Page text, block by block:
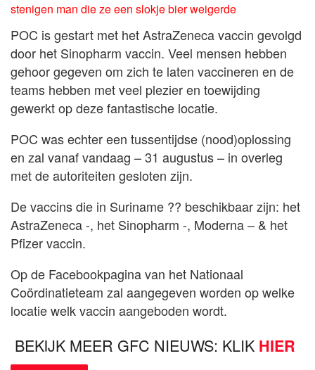
stenigen man die ze een slokje bier weigerde
POC is gestart met het AstraZeneca vaccin gevolgd
door het Sinopharm vaccin. Veel mensen hebben
gehoor gegeven om zich te laten vaccineren en de
teams hebben met veel plezier en toewijding
gewerkt op deze fantastische locatie.
POC was echter een tussentijdse (nood)oplossing
en zal vanaf vandaag – 31 augustus – in overleg
met de autoriteiten gesloten zijn.
De vaccins die in Suriname ?? beschikbaar zijn: het
AstraZeneca -, het Sinopharm -, Moderna – & het
Pfizer vaccin.
Op de Facebookpagina van het Nationaal
Coördinatieteam zal aangegeven worden op welke
locatie welk vaccin aangeboden wordt.
BEKIJK MEER GFC NIEUWS: KLIK HIER